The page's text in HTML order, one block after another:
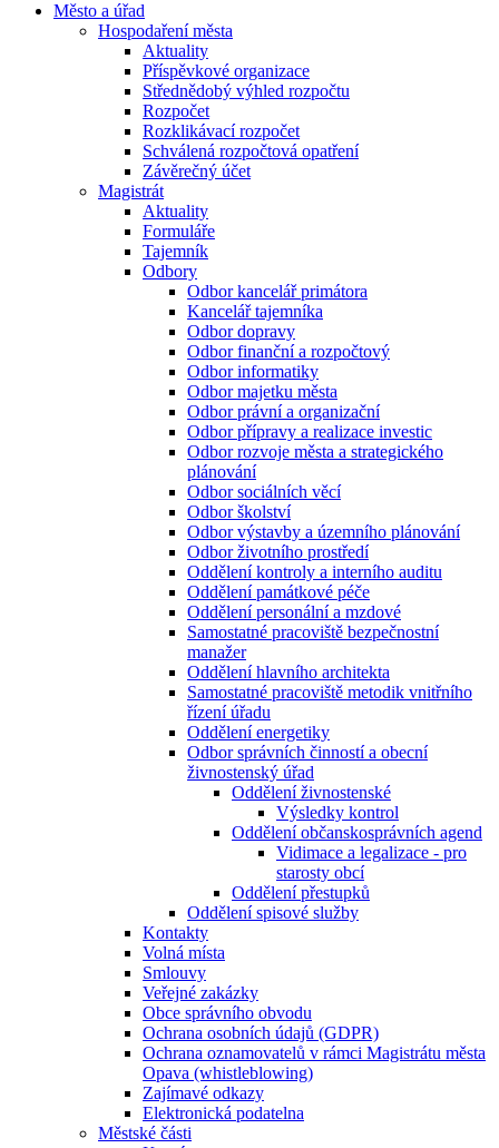
Město a úřad
Hospodaření města
Aktuality
Příspěvkové organizace
Střednědobý výhled rozpočtu
Rozpočet
Rozklikávací rozpočet
Schválená rozpočtová opatření
Závěrečný účet
Magistrát
Aktuality
Formuláře
Tajemník
Odbory
Odbor kancelář primátora
Kancelář tajemníka
Odbor dopravy
Odbor finanční a rozpočtový
Odbor informatiky
Odbor majetku města
Odbor právní a organizační
Odbor přípravy a realizace investic
Odbor rozvoje města a strategického
plánování
Odbor sociálních věcí
Odbor školství
Odbor výstavby a územního plánování
Odbor životního prostředí
Oddělení kontroly a interního auditu
Oddělení památkové péče
Oddělení personální a mzdové
Samostatné pracoviště bezpečnostní
manažer
Oddělení hlavního architekta
Samostatné pracoviště metodik vnitřního
řízení úřadu
Oddělení energetiky
Odbor správních činností a obecní
živnostenský úřad
Oddělení živnostenské
Výsledky kontrol
Oddělení občanskosprávních agend
Vidimace a legalizace - pro
starosty obcí
Oddělení přestupků
Oddělení spisové služby
Kontakty
Volná místa
Smlouvy
Veřejné zakázky
Obce správního obvodu
Ochrana osobních údajů (GDPR)
Ochrana oznamovatelů v rámci Magistrátu města
Opava (whistleblowing)
Zajímavé odkazy
Elektronická podatelna
Městské části